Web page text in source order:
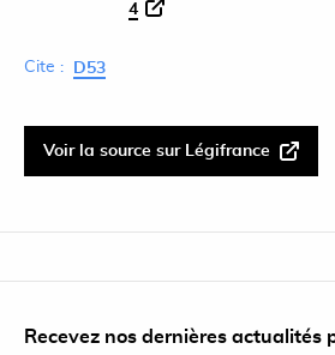
4
Cite : D53
Voir la source sur Légifrance
Recevez nos dernières actualités